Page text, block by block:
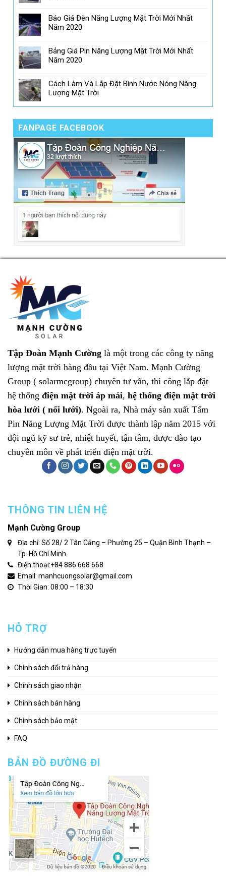
Báo Giá Đèn Năng Lượng Mặt Trời Mới Nhất
Năm 2020
Bảng Giá Pin Năng Lượng Mặt Trời Mới Nhất
Năm 2020
Cách Làm Và Lắp Đặt Bình Nước Nóng Năng
Lượng Mặt Trời
FANPAGE FACEBOOK
Tập Đoàn Mạnh Cường là một trong các công ty năng
lượng mặt trời hàng đầu tại Việt Nam. Mạnh Cường
Group ( solarmcgroup) chuyên tư vấn, thi công lắp đặt
hệ thống điện mặt trời áp mái, hệ thống điện mặt trời
hòa lưới ( nối lưới). Ngoài ra, Nhà máy sản xuất Tấm
Pin Năng Lượng Mặt Trời được thành lập năm 2015 với
đội ngũ kỹ sư trẻ, nhiệt huyết, tận tâm, được đào tạo
chuyên môn về phát triển điện mặt trời.
THÔNG TIN LIÊN HỆ
Mạnh Cường Group
Địa chỉ: Số 28/ 2 Tân Cảng – Phường 25 – Quận Bình Thạnh –
Tp. Hồ Chí Minh.
Điện thoại:+84 886 668 668
Email: manhcuongsolar@gmail.com
Thời Gian: 08:00 – 18:30
HỖ TRỢ
Hướng dẫn mua hàng trực tuyến
Chính sách đổi trả hàng
Chính sách giao nhận
Chính sách bán hàng
Chính sách bảo mật
FAQ
BẢN ĐỒ ĐƯỜNG ĐI